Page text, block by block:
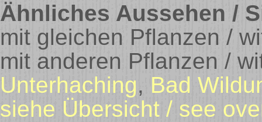
Ähnliches Aussehen /
mit gleichen Pflanzen /
mit anderen Pflanzen /
Unterhaching, Bad
siehe Übersicht / see